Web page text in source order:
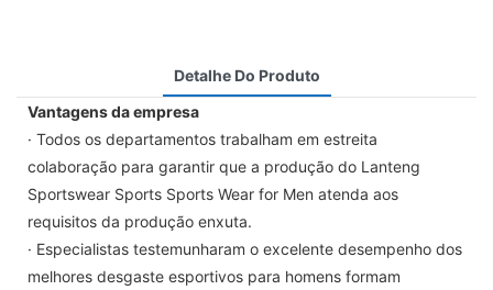
Detalhe Do Produto
Vantagens da empresa
· Todos os departamentos trabalham em estreita
colaboração para garantir que a produção do Lanteng
Sportswear Sports Sports Wear for Men atenda aos
requisitos da produção enxuta.
· Especialistas testemunharam o excelente desempenho dos
melhores desgaste esportivos para homens formam